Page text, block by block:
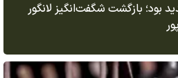
سال ناپدید بود؛ بازگشت شگفت‌انگیز لانگور